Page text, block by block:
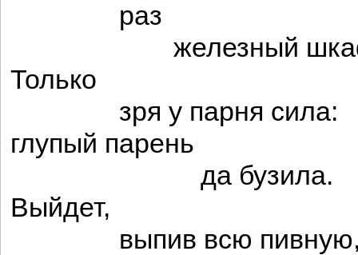
раз
железный
Только
зря у парня сила:
глупый парень
да бузила.
Выйдет,
выпив всю